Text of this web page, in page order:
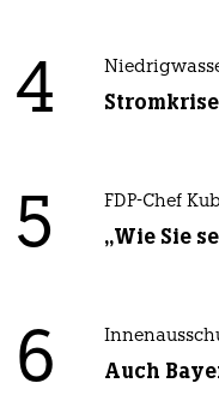
4
5 FDP-Chef
„Wie Sie
6 Auch